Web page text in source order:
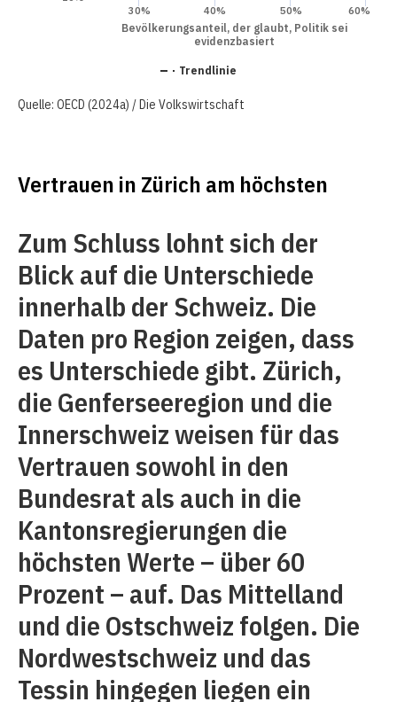
Bevölkerungsanteil, der glaubt, Politik sei
evidenzbasiert
Trendlinie
30% 40% 50% 60%
Quelle: OECD (2024a) / Die Volkswirtschaft
Vertrauen in Zürich am höchsten
Zum Schluss lohnt sich der
Blick auf die Unterschiede
innerhalb der Schweiz. Die
Daten pro Region zeigen, dass
es Unterschiede gibt. Zürich,
die Genferseeregion und die
Innerschweiz weisen für das
Vertrauen sowohl in den
Bundesrat als auch in die
Kantonsregierungen die
höchsten Werte – über 60
Prozent – auf. Das Mittelland
und die Ostschweiz folgen. Die
Nordwestschweiz und das
Tessin hingegen liegen ein